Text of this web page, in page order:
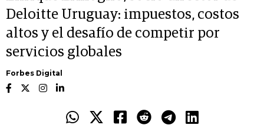
Deloitte Uruguay: impuestos, costos
altos y el desafío de competir por
servicios globales
Forbes Digital